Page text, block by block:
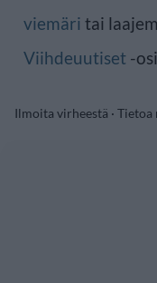
viemäri tai
Viihdeuutiset -
Ilmoita virheestä · Tietoa